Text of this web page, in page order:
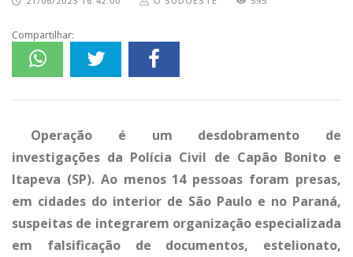
Compartilhar:
Operação é um desdobramento de
investigações da Polícia Civil de Capão Bonito e
Itapeva (SP). Ao menos 14 pessoas foram presas,
em cidades do interior de São Paulo e no Paraná,
suspeitas de integrarem organização especializada
em falsificação de documentos, estelionato,